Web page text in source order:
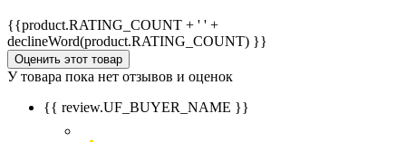
{{product.RATING_COUNT + ' ' +
declineWord(product.RATING_COUNT) }}
Оценить этот товар
У товара пока нет отзывов и оценок
{{ review.UF_BUYER_NAME }}